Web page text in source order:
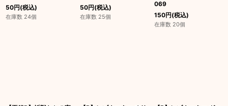
50円(税込)
在庫数 24個
50円(税込)
在庫数 25個
069
150円(税込)
在庫数 20個